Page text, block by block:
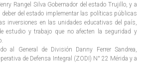
Rangel Silva Gobernador del estado Trujillo, y a
del estado implementar las políticas públicas
inversiones en las unidades educativas del país,
estudio y trabajo que no afecten la seguridad y
al General de División Danny Ferrer Sandrea,
de Defensa Integral (ZODI) N° 22 Mérida y a